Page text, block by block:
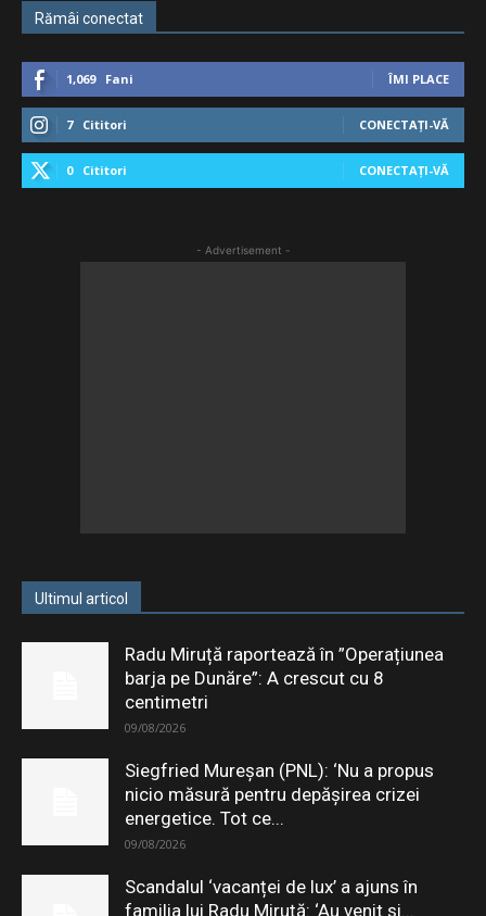
Rămâi conectat
1,069 Fani ÎMI PLACE
7 Cititori CONECTAȚI-VĂ
0 Cititori CONECTAȚI-VĂ
- Advertisement -
Ultimul articol
Radu Miruță raportează în ”Operațiunea
barja pe Dunăre”: A crescut cu 8
centimetri
09/08/2026
Siegfried Mureșan (PNL): ‘Nu a propus
nicio măsură pentru depăşirea crizei
energetice. Tot ce...
09/08/2026
Scandalul ‘vacanței de lux’ a ajuns în
familia lui Radu Miruță: ‘Au venit și...